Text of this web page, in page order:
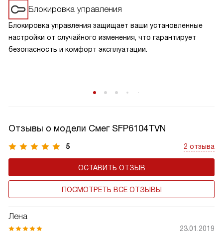
Блокировка управления
Блокировка управления защищает ваши установленные
настройки от случайного изменения, что гарантирует
безопасность и комфорт эксплуатации.
Отзывы о модели Смег SFP6104TVN
5 2 отзыва
ОСТАВИТЬ ОТЗЫВ
ПОСМОТРЕТЬ ВСЕ ОТЗЫВЫ
Лена
23.01.2019